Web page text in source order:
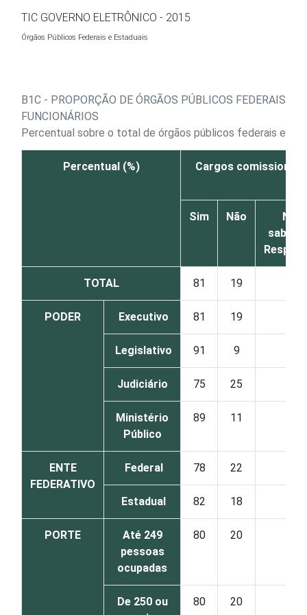
TIC GOVERNO ELETRÔNICO - 2015
Órgãos Públicos Federais e Estaduais
B1C - PROPORÇÃO DE ÓRGÃOS PÚBLICOS FEDERAIS E
FUNCIONÁRIOS
Percentual sobre o total de órgãos públicos federais e
Percentual (%) Cargos
Sim Não
Não
sabe/
TOTAL 81 19
PODER Executivo 81 19
Legislativo 91 9
Judiciário 75 25
Ministério
Público
89 11
ENTE
FEDERATIVO
Federal 78 22
Estadual 82 18
PORTE
Até 249
pessoas
ocupadas
80 20
De 250 ou
80 20